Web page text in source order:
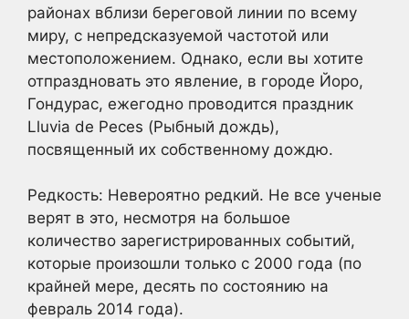
районах вблизи береговой линии по всему
миру, с непредсказуемой частотой или
местоположением. Однако, если вы хотите
отпраздновать это явление, в городе Йоро,
Гондурас, ежегодно проводится праздник
Lluvia de Peces (Рыбный дождь),
посвященный их собственному дождю.
Редкость: Невероятно редкий. Не все ученые
верят в это, несмотря на большое
количество зарегистрированных событий,
которые произошли только с 2000 года (по
крайней мере, десять по состоянию на
февраль 2014 года).